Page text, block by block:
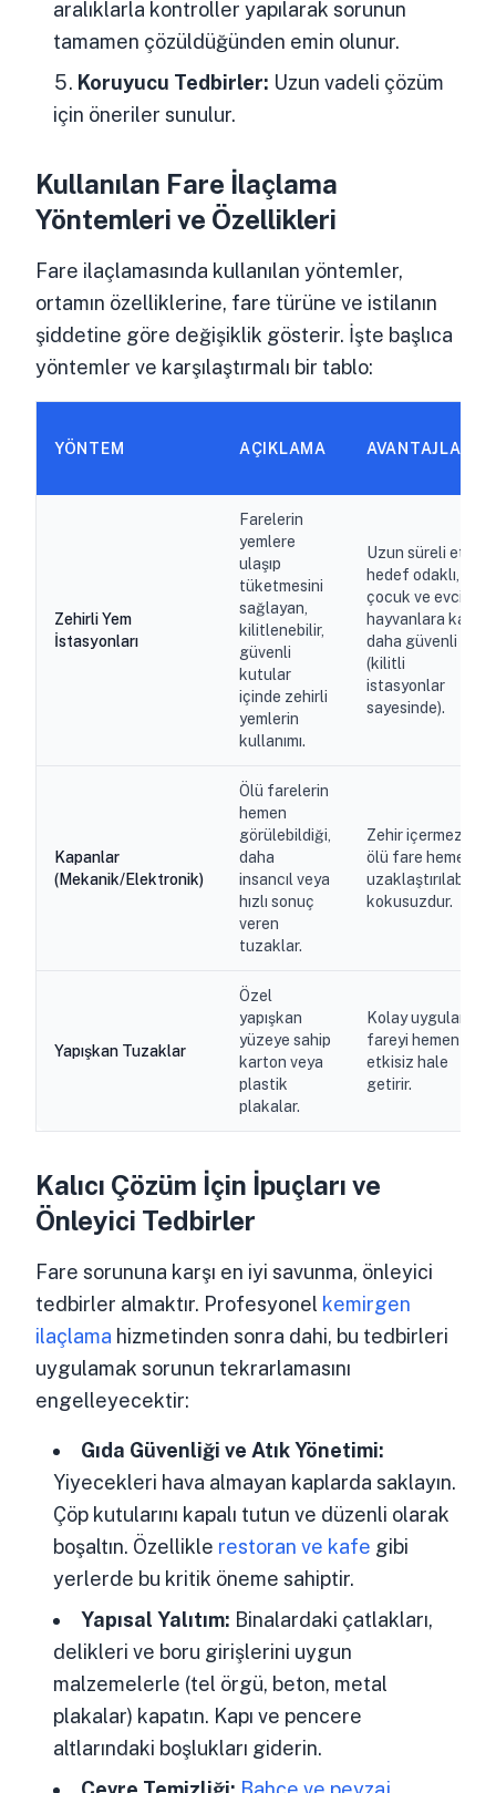
aralıklarla kontroller yapılarak sorunun
tamamen çözüldüğünden emin olunur.
Koruyucu Tedbirler: Uzun vadeli çözüm
için öneriler sunulur.
Kullanılan Fare İlaçlama
Yöntemleri ve Özellikleri
Fare ilaçlamasında kullanılan yöntemler,
ortamın özelliklerine, fare türüne ve istilanın
şiddetine göre değişiklik gösterir. İşte başlıca
yöntemler ve karşılaştırmalı bir tablo:
YÖNTEM AÇIKLAMA AVANTAJLAR
Zehirli Yem
İstasyonları
Farelerin
yemlere
ulaşıp
tüketmesini
sağlayan,
kilitlenebilir,
güvenli
kutular
içinde zehirli
yemlerin
kullanımı.
Uzun süreli etki,
hedef odaklı,
çocuk ve evcil
hayvanlara karşı
daha güvenli
(kilitli
istasyonlar
sayesinde).
Kapanlar
(Mekanik/Elektronik)
Ölü farelerin
hemen
görülebildiği,
daha
insancıl veya
hızlı sonuç
veren
tuzaklar.
Zehir içermez,
ölü fare hemen
uzaklaştırılabilir,
kokusuzdur.
Yapışkan Tuzaklar
Özel
yapışkan
yüzeye sahip
karton veya
plastik
plakalar.
Kolay uygulanır,
fareyi hemen
etkisiz hale
getirir.
Kalıcı Çözüm İçin İpuçları ve
Önleyici Tedbirler
Fare sorununa karşı en iyi savunma, önleyici
tedbirler almaktır. Profesyonel kemirgen
ilaçlama hizmetinden sonra dahi, bu tedbirleri
uygulamak sorunun tekrarlamasını
engelleyecektir:
Gıda Güvenliği ve Atık Yönetimi:
Yiyecekleri hava almayan kaplarda saklayın.
Çöp kutularını kapalı tutun ve düzenli olarak
boşaltın. Özellikle restoran ve kafe gibi
yerlerde bu kritik öneme sahiptir.
Yapısal Yalıtım: Binalardaki çatlakları,
delikleri ve boru girişlerini uygun
malzemelerle (tel örgü, beton, metal
plakalar) kapatın. Kapı ve pencere
altlarındaki boşlukları giderin.